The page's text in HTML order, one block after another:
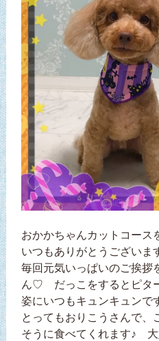
おかかちゃんカットコース
いつもありがとうございま
毎回元気いっぱいのご挨拶
ん♡ だっこをするとピタ
姿にいつもキュンキュン
とってもおりこうさんで、
そうに食べてくれます♪ 大